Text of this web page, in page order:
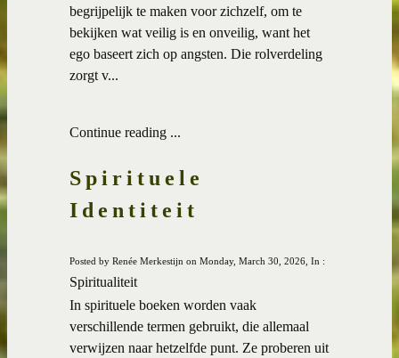
begrijpelijk te maken voor zichzelf, om te
bekijken wat veilig is en onveilig, want het
ego baseert zich op angsten. Die rolverdeling
zorgt v...
Continue reading ...
Spirituele
Identiteit
Posted by Renée Merkestijn on Monday, March 30, 2026, In :
Spiritualiteit
In spirituele boeken worden vaak
verschillende termen gebruikt, die allemaal
verwijzen naar hetzelfde punt. Ze proberen uit